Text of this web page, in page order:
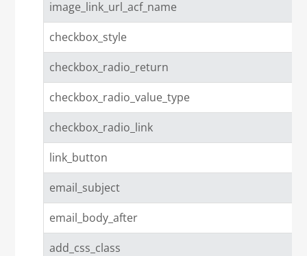
image_link_url_acf_name
checkbox_style
checkbox_radio_return
checkbox_radio_value_type
checkbox_radio_link
link_button
email_subject
email_body_after
add_css_class